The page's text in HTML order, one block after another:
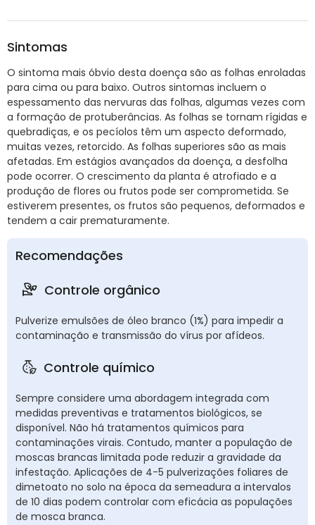
Sintomas
O sintoma mais óbvio desta doença são as folhas enroladas
para cima ou para baixo. Outros sintomas incluem o
espessamento das nervuras das folhas, algumas vezes com
a formação de protuberâncias. As folhas se tornam rígidas e
quebradiças, e os pecíolos têm um aspecto deformado,
muitas vezes, retorcido. As folhas superiores são as mais
afetadas. Em estágios avançados da doença, a desfolha
pode ocorrer. O crescimento da planta é atrofiado e a
produção de flores ou frutos pode ser comprometida. Se
estiverem presentes, os frutos são pequenos, deformados e
tendem a cair prematuramente.
Recomendações
Controle orgânico
Pulverize emulsões de óleo branco (1%) para impedir a
contaminação e transmissão do vírus por afídeos.
Controle químico
Sempre considere uma abordagem integrada com
medidas preventivas e tratamentos biológicos, se
disponível. Não há tratamentos químicos para
contaminações virais. Contudo, manter a população de
moscas brancas limitada pode reduzir a gravidade da
infestação. Aplicações de 4-5 pulverizações foliares de
dimetoato no solo na época da semeadura a intervalos
de 10 dias podem controlar com eficácia as populações
de mosca branca.